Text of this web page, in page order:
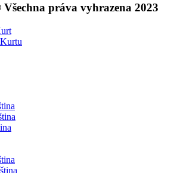
práva vyhrazena 2023